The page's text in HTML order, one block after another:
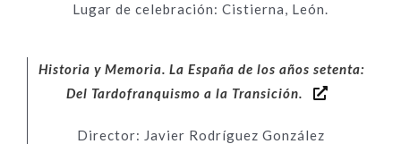
Lugar de celebración: Cistierna, León.
Historia y Memoria. La España de los años setenta:
Del Tardofranquismo a la Transición.
Director: Javier Rodríguez González